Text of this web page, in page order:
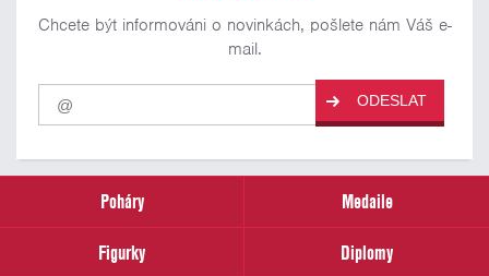
Chcete být informováni o novinkách, pošlete nám Váš e-
mail.
Pro
odběr
našich
email
ODESLAT
Poháry
Medaile
Figurky
Diplomy